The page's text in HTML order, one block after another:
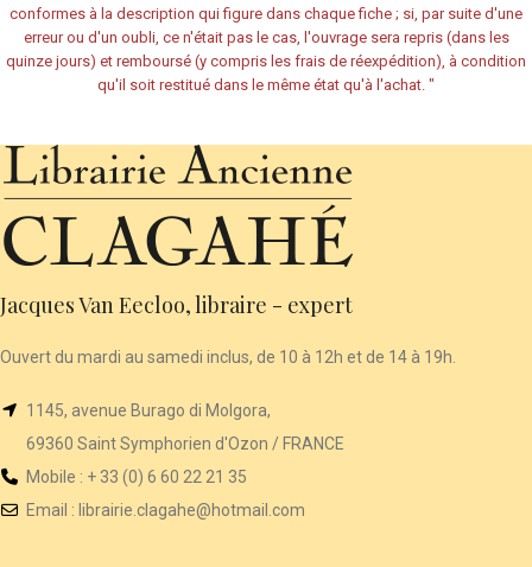
conformes à la description qui figure dans chaque fiche ; si, par suite d'une
erreur ou d'un oubli, ce n'était pas le cas, l'ouvrage sera repris (dans les
quinze jours) et remboursé (y compris les frais de réexpédition), à condition
qu'il soit restitué dans le même état qu'à l'achat. "
Jacques Van Eecloo, libraire - expert
Ouvert du mardi au samedi inclus, de 10 à 12h et de 14 à 19h.
1145, avenue Burago di Molgora,
69360 Saint Symphorien d'Ozon / FRANCE
Mobile : + 33 (0) 6 60 22 21 35
Email : librairie .clagahe@hotmail.com